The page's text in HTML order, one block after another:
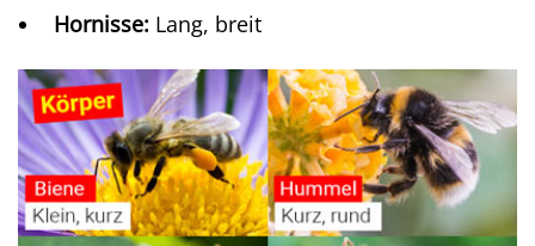
Hornisse: Lang, breit